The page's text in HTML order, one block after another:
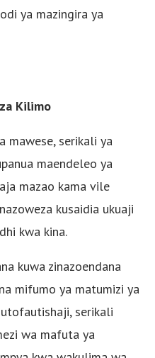
ya mazingira ya
Kilimo
mawese, serikali ya
maendeleo ya
mazao kama vile
kusaidia ukuaji
kwa kina.
kuwa zinazoendana
mifumo ya matumizi ya
serikali
wa mafuta ya